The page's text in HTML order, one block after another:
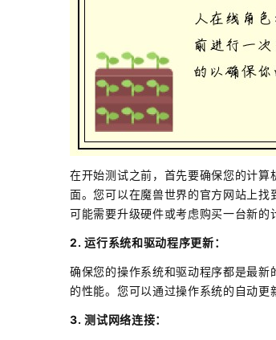
在开始测试之前，首先要确保您的计
面。您可以在魔兽世界的官方网站上
可能需要升级硬件或考虑购买一台新的
2. 运行系统和驱动程序更新：
确保您的操作系统和驱动程序都是最
的性能。您可以通过操作系统的自动更
3. 测试网络连接：